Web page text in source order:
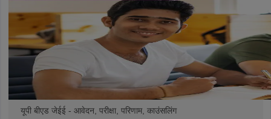
यूपी बीएड जेईई - आवेदन, परीक्षा, परिणाम, काउंसलिंग